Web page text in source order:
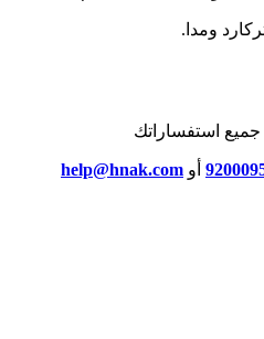
ومدا.
جميع استفساراتك
أو help@hnak.com